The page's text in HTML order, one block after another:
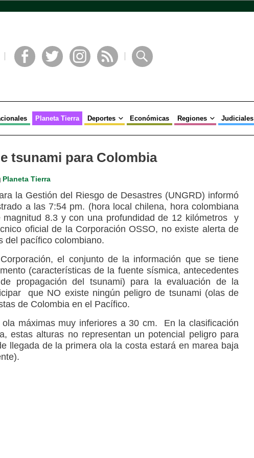
Planeta Tierra Deportes Económicas Regiones Judiciales
tsunami para Colombia
Planeta Tierra
la Gestión del Riesgo de Desastres (UNGRD) informó
a las 7:54 pm. (hora local chilena, hora colombiana
magnitud 8.3 y con una profundidad de 12 kilómetros y
oficial de la Corporación OSSO, no existe alerta de
del pacífico colombiano.
el conjunto de la información que se tiene
(características de la fuente sísmica, antecedentes
propagación del tsunami) para la evaluación de la
que NO existe ningún peligro de tsunami (olas de
de Colombia en el Pacífico.
máximas muy inferiores a 30 cm. En la clasificación
estas alturas no representan un potencial peligro para
llegada de la primera ola la costa estará en marea baja